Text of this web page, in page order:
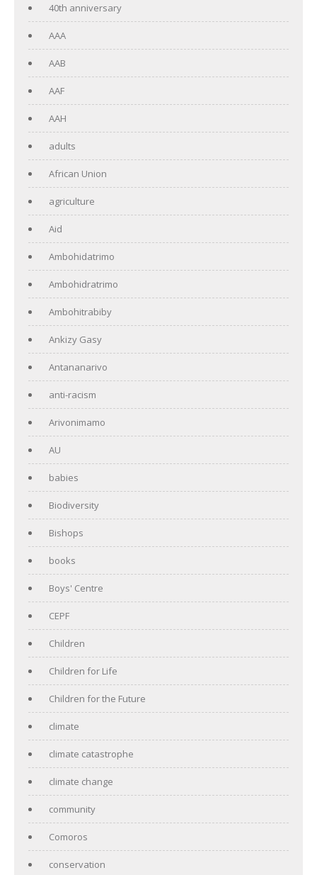
40th anniversary
AAA
AAB
AAF
AAH
adults
African Union
agriculture
Aid
Ambohidatrimo
Ambohidratrimo
Ambohitrabiby
Ankizy Gasy
Antananarivo
anti-racism
Arivonimamo
AU
babies
Biodiversity
Bishops
books
Boys' Centre
CEPF
Children
Children for Life
Children for the Future
climate
climate catastrophe
climate change
community
Comoros
conservation